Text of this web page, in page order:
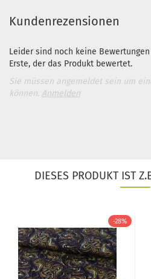
Kundenrezensionen
Leider sind noch keine
Erste, der das Produkt bewertet.
Sie müssen angemeldet sein um
können. Anmelden
DIESES PRODUKT IST
-28%